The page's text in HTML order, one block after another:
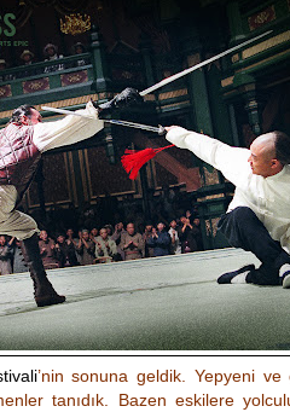
’nin sonuna geldik. Yepyeni ve
tanıdık. Bazen eskilere